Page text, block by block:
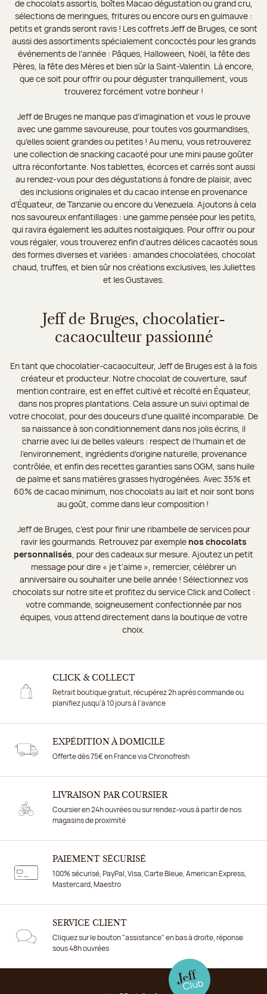
de chocolats assortis, boîtes Macao dégustation ou grand cru,
sélections de meringues, fritures ou encore ours en guimauve :
petits et grands seront ravis ! Les coffrets Jeff de Bruges, ce sont
aussi des assortiments spécialement concoctés pour les grands
événements de l’année : Pâques, Halloween, Noël, la fête des
Pères, la fête des Mères et bien sûr la Saint-Valentin. Là encore,
que ce soit pour offrir ou pour déguster tranquillement, vous
trouverez forcément votre bonheur !
Jeff de Bruges ne manque pas d’imagination et vous le prouve
avec une gamme savoureuse, pour toutes vos gourmandises,
qu’elles soient grandes ou petites ! Au menu, vous retrouverez
une collection de snacking cacaoté pour une mini pause goûter
ultra réconfortante. Nos tablettes, écorces et carrés sont aussi
au rendez-vous pour des dégustations à fondre de plaisir, avec
des inclusions originales et du cacao intense en provenance
d’Équateur, de Tanzanie ou encore du Venezuela. Ajoutons à cela
nos savoureux enfantillages : une gamme pensée pour les petits,
qui ravira également les adultes nostalgiques. Pour offrir ou pour
vous régaler, vous trouverez enfin d’autres délices cacaotés sous
des formes diverses et variées : amandes chocolatées, chocolat
chaud, truffes, et bien sûr nos créations exclusives, les Juliettes
et les Gustaves.
Jeff de Bruges, chocolatier-
cacaoculteur passionné
En tant que chocolatier-cacaoculteur, Jeff de Bruges est à la fois
créateur et producteur. Notre chocolat de couverture, sauf
mention contraire, est en effet cultivé et récolté en Équateur,
dans nos propres plantations. Cela assure un suivi optimal de
votre chocolat, pour des douceurs d’une qualité incomparable. De
sa naissance à son conditionnement dans nos jolis écrins, il
charrie avec lui de belles valeurs : respect de l’humain et de
l’environnement, ingrédients d’origine naturelle, provenance
contrôlée, et enfin des recettes garanties sans OGM, sans huile
de palme et sans matières grasses hydrogénées. Avec 35% et
60% de cacao minimum, nos chocolats au lait et noir sont bons
au goût, comme dans leur composition !
Jeff de Bruges, c’est pour finir une ribambelle de services pour
ravir les gourmands. Retrouvez par exemple nos chocolats
personnalisés , pour des cadeaux sur mesure. Ajoutez un petit
message pour dire « je t’aime », remercier, célébrer un
anniversaire ou souhaiter une belle année ! Sélectionnez vos
chocolats sur notre site et profitez du service Click and Collect :
votre commande, soigneusement confectionnée par nos
équipes, vous attend directement dans la boutique de votre
choix.
CLICK & COLLECT
Retrait boutique gratuit, récupérez 2h après commande ou
planifiez jusqu'à 10 jours à l'avance
EXPÉDITION À DOMICILE
Offerte dès 75€ en France via Chronofresh
LIVRAISON PAR COURSIER
Coursier en 24h ouvrées ou sur rendez-vous à partir de nos
magasins de proximité
PAIEMENT SÉCURISÉ
100% sécurisé, PayPal, Visa, Carte Bleue, American Express,
Mastercard, Maestro
SERVICE CLIENT
Cliquez sur le bouton "assistance" en bas à droite, réponse
sous 48h ouvrées